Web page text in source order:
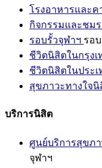
โรงอาหารและค
กิจกรรมและชม
รอบรั้วจุฬาฯ รอ
ชีวิตนิสิตในกรุงเ
ชีวิตนิสิตในประเ
สุขภาวะทางใจนิ
บริการนิสิต
ศูนย์บริการสุขภ
จุฬาฯ